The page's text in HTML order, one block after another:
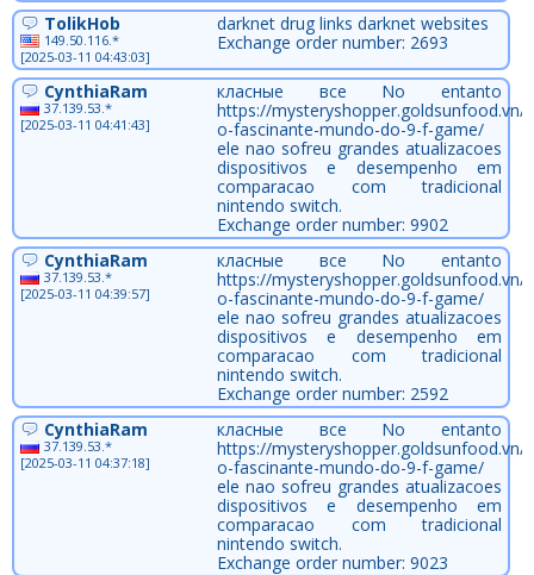
TolikHob
149.50.116.*
[2025-03-11 04:43:03]
darknet drug links darknet websites
Exchange order number: 2693
CynthiaRam
37.139.53.*
[2025-03-11 04:41:43]
класные все No entanto
https://mysteryshopper.goldsunfood.vn/
o-fascinante-mundo-do-9-f-game/
ele nao sofreu grandes atualizacoes
dispositivos e desempenho em
comparacao com tradicional
nintendo switch.
Exchange order number: 9902
CynthiaRam
37.139.53.*
[2025-03-11 04:39:57]
класные все No entanto
https://mysteryshopper.goldsunfood.vn/
o-fascinante-mundo-do-9-f-game/
ele nao sofreu grandes atualizacoes
dispositivos e desempenho em
comparacao com tradicional
nintendo switch.
Exchange order number: 2592
CynthiaRam
37.139.53.*
[2025-03-11 04:37:18]
класные все No entanto
https://mysteryshopper.goldsunfood.vn/
o-fascinante-mundo-do-9-f-game/
ele nao sofreu grandes atualizacoes
dispositivos e desempenho em
comparacao com tradicional
nintendo switch.
Exchange order number: 9023